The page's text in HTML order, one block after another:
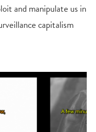
and manipulate us in
capitalism